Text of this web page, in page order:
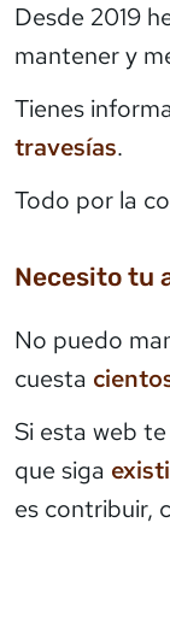
Desde 2019
mantener y
Tienes
travesías.
Todo por la
Necesito tu
No puedo
cuesta
Si esta web
que siga
es contribuir,